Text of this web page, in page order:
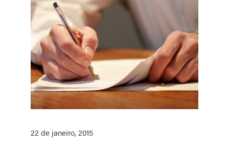
22 de janeiro, 2015